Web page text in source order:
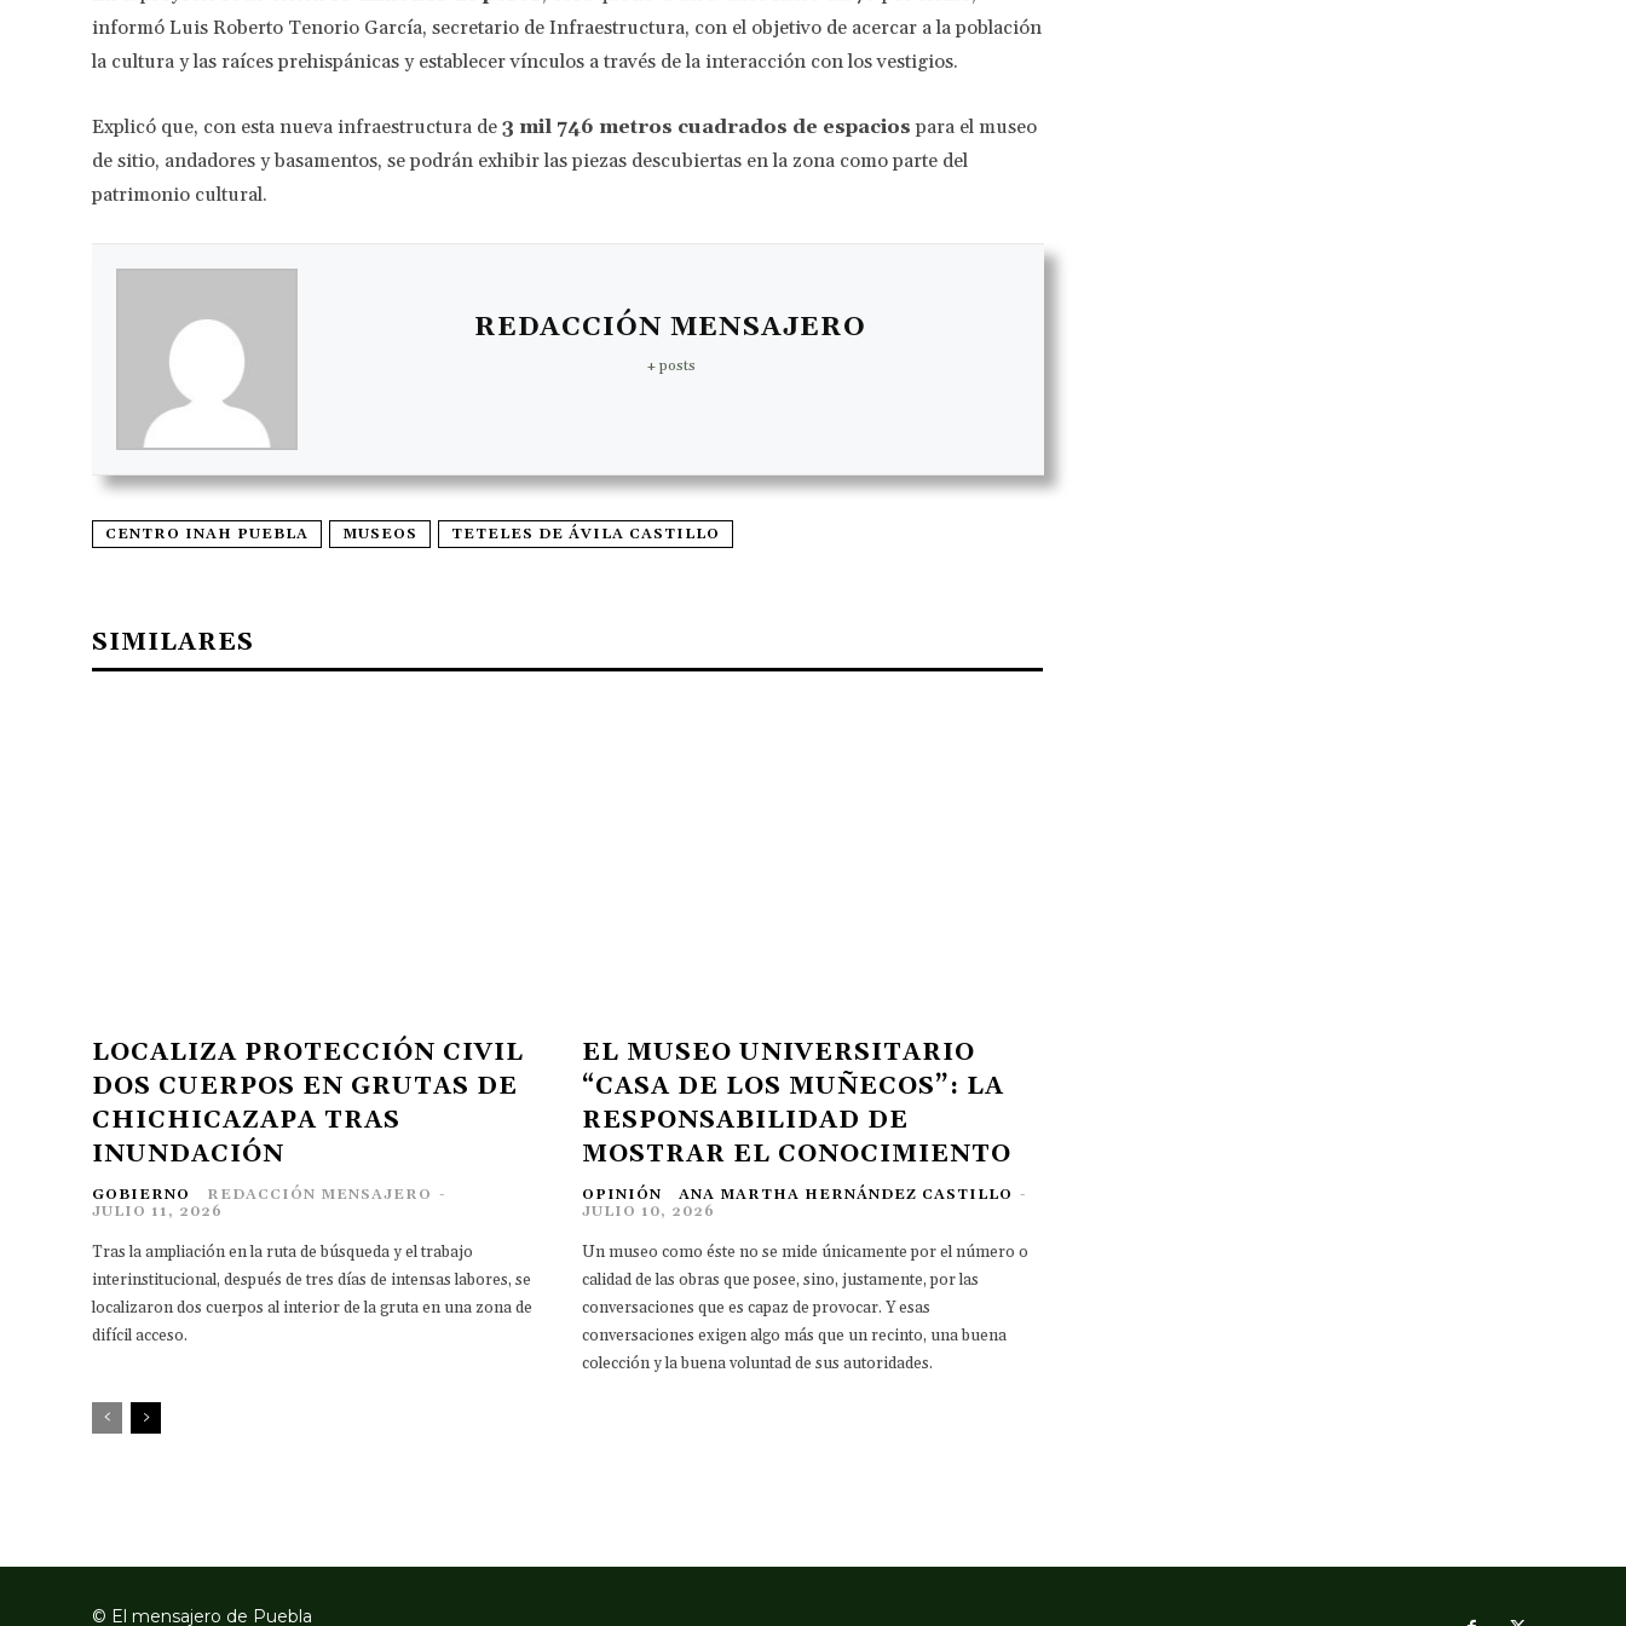
informó Luis Roberto Tenorio García, secretario de Infraestructura, con el objetivo de acercar a la población
la cultura y las raíces prehispánicas y establecer vínculos a través de la interacción con los vestigios.
Explicó que, con esta nueva infraestructura de 3 mil 746 metros cuadrados de espaciospara el museo
de sitio, andadores y basamentos, se podrán exhibir las piezas descubiertas en la zona como parte del
patrimonio cultural.
REDACCIÓN MENSAJERO
+ posts
CENTRO INAH PUEBLA MUSEOS TETELES DE ÁVILA CASTILLO
SIMILARES
LOCALIZA PROTECCIÓN CIVIL
DOS CUERPOS EN GRUTAS DE
CHICHICAZAPA TRAS
INUNDACIÓN
GOBIERNO REDACCIÓN MENSAJERO -
JULIO 11, 2026
Tras la ampliación en la ruta de búsqueda y el trabajo
interinstitucional, después de tres días de intensas labores, se
localizaron dos cuerpos al interior de la gruta en una zona de
difícil acceso.
EL MUSEO UNIVERSITARIO
“CASA DE LOS MUÑECOS”: LA
RESPONSABILIDAD DE
MOSTRAR EL CONOCIMIENTO
OPINIÓN ANA MARTHA HERNÁNDEZ CASTILLO -
JULIO 10, 2026
Un museo como éste no se mide únicamente por el número o
calidad de las obras que posee, sino, justamente, por las
conversaciones que es capaz de provocar. Y esas
conversaciones exigen algo más que un recinto, una buena
colección y la buena voluntad de sus autoridades.
© El mensajero de Puebla